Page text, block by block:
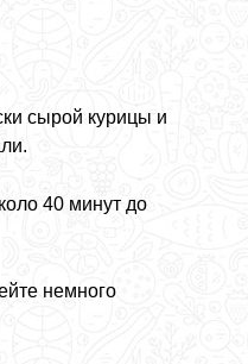
сырой курицы и
40 минут до
немного